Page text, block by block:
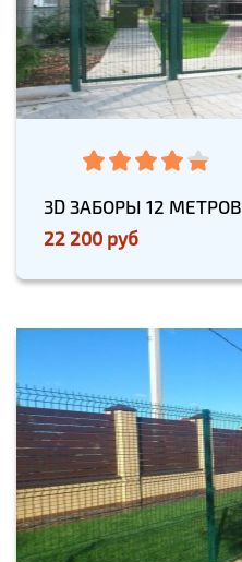
3D ЗАБОРЫ 12 МЕТРОВ
22 200 руб